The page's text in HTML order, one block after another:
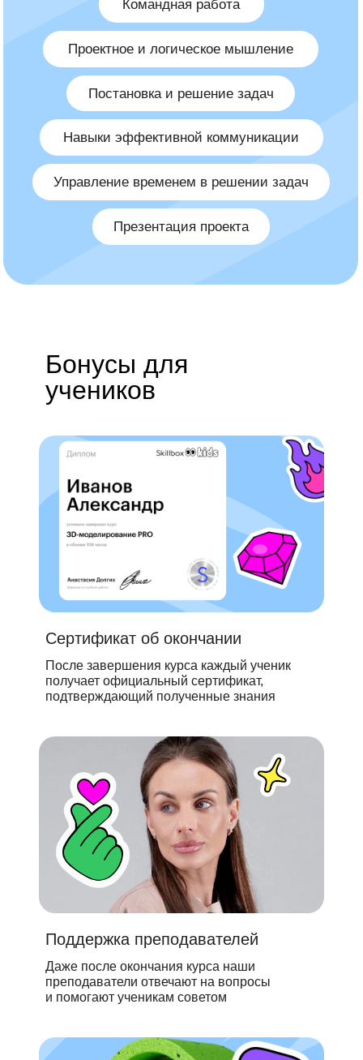
Бонусы для
учеников
Сертификат об окончании
После завершения курса каждый ученик
получает официальный сертификат,
подтверждающий полученные знания
Поддержка преподавателей
Даже после окончания курса наши
преподаватели отвечают на вопросы
и помогают ученикам советом